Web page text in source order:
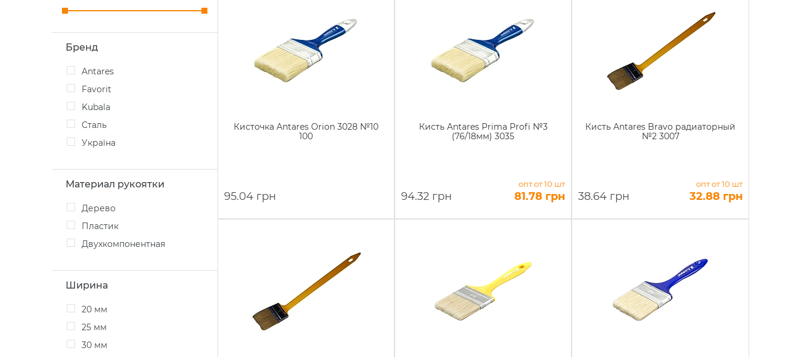
Бренд
Antares
Favorit
Kubala
Сталь
Україна
Материал рукоятки
Дерево
Пластик
Двухкомпонентная
Ширина
20 мм
25 мм
30 мм
Кисточка Antares Orion 3028 №10
100
95.04 грн
Кисть Antares Prima Profi №3
(76/18мм) 3035
94.32 грн
опт от 10 шт
81.78 грн
Кисть Antares Bravo радиаторный
№2 3007
38.64 грн
опт от 10 шт
32.88 грн